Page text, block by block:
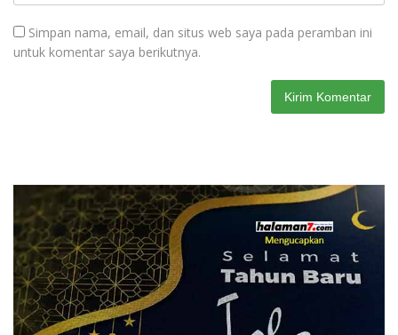
Simpan nama, email, dan situs web saya pada peramban ini
untuk komentar saya berikutnya.